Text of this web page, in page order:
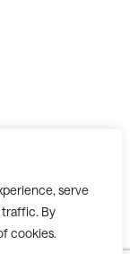
serve
traffic. By
cookies.